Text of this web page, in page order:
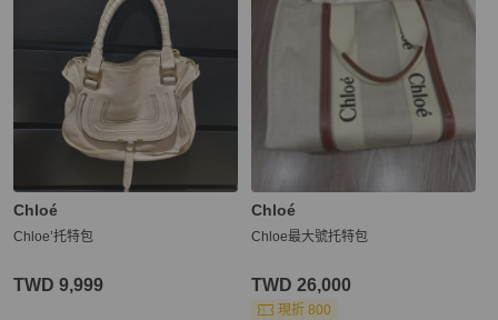
Chloé
Chloe’托特包
TWD 9,999
Chloé
Chloe最大號托特包
TWD 26,000
現折 800